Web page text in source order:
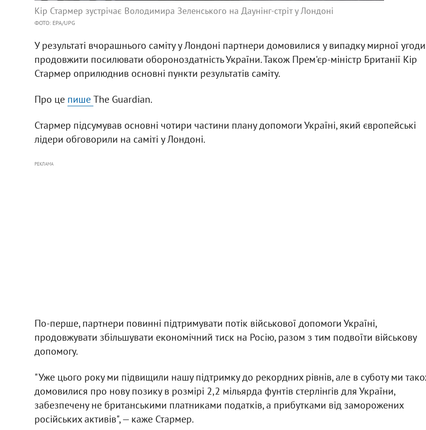
Кір Стармер зустрічає Володимира Зеленського на Даунінг-стріт у Лондоні
ФОТО: EPA/UPG
У результаті вчорашнього саміту у Лондоні партнери домовилися у випадку мирної угоди
продовжити посилювати обороноздатність України. Також Прем'єр-міністр Британії Кір
Стармер оприлюднив основні пункти результатів саміту.
Про це пишеThe Guardian.
Стармер підсумував основні чотири частини плану допомоги Україні, який європейські
лідери обговорили на саміті у Лондоні.
РЕКЛАМА
По-перше, партнери повинні підтримувати потік військової допомоги Україні,
продовжувати збільшувати економічний тиск на Росію, разом з тим подвоїти військову
допомогу.
"Уже цього року ми підвищили нашу підтримку до рекордних рівнів, але в суботу ми
домовилися про нову позику в розмірі 2,2 мільярда фунтів стерлінгів для України,
забезпечену не британськими платниками податків, а прибутками від заморожених
російських активів", — каже Стармер.